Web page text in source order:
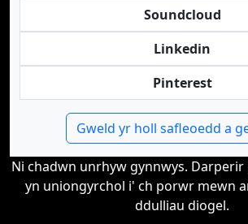
Soundcloud
Linkedin
Pinterest
Gweld yr holl safleoedd a
Ni chadwn unrhyw gynnwys.
yn uniongyrchol i' ch porwr mewn
ddulliau diogel.